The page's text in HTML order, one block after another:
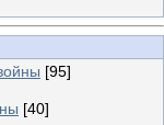
[95]
[40]